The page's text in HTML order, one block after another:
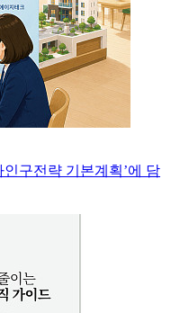
구전략 기본계획’에 담